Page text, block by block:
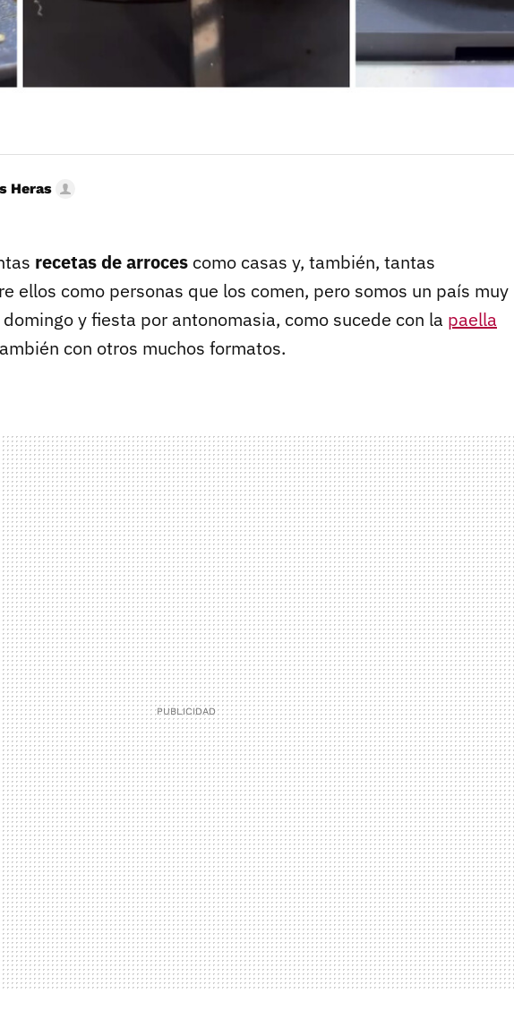
Heras
recetas de arroces como casas y, también, tantas
ellos como personas que los comen, pero somos un país muy
y fiesta por antonomasia, como sucede con la paella
con otros muchos formatos.